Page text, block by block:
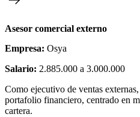
Asesor comercial externo
Empresa: Osya
Salario: 2.885.000 a 3.000.000
Como ejecutivo de ventas
portafolio financiero, centrado en
cartera.